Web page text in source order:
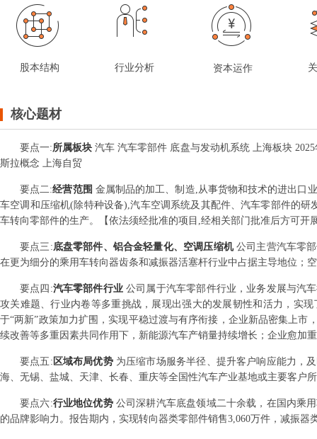
股本结构 行业分析 资本运作
核心题材
要点一:所属板块汽车 汽车零部件 底盘与发动机系统 上海板块
斯拉概念 上海自贸
要点二:经营范围 金属制品的加工、制造,从事货物和技术的进出口
车空调和压缩机(除特种设备),汽车空调系统及其配件、汽车零部件的
车转向零部件的生产。【依法须经批准的项目,经相关部门批准后方可开
要点三 :底盘零部件、铝合金轻量化、空调压缩机公司主营汽车零
在更为细分的乘用车转向器齿条和减振器活塞杆行业中占据主导地位；
要点 四 :汽车零部件行业公司属于汽车零部件行业，业务发展与汽
攻关难题、行业内卷等多重挑战，展现出强大的发展韧性和活力，实
于“两新”政策加力扩围，实现平稳过渡与有序衔接，企业新品密集上
续改善等多重因素共同作用下，新能源汽车产销量持续增长；企业愈加
要点五 : 区域布局优势 为压缩市场服务半径、提升客户响应能力，
海、无锡、盐城、天津、长春、重庆等全国性汽车产业基地或主要客户
要点六:行业地位优势 公司深耕汽车底盘领域二十余载，在国内乘
的品牌影响力。报告期内，实现转向器类零部件销售3,060万件，减振器